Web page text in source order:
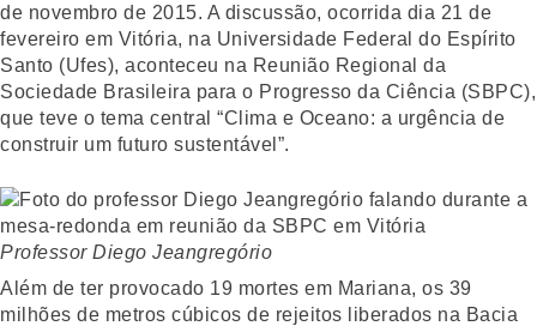
de novembro de 2015. A discussão, ocorrida dia 21 de
fevereiro em Vitória, na Universidade Federal do Espírito
Santo (Ufes), aconteceu na Reunião Regional da
Sociedade Brasileira para o Progresso da Ciência (SBPC),
que teve o tema central “Clima e Oceano: a urgência de
construir um futuro sustentável”.
Professor Diego Jeangregório
Além de ter provocado 19 mortes em Mariana, os 39
milhões de metros cúbicos de rejeitos liberados na Bacia